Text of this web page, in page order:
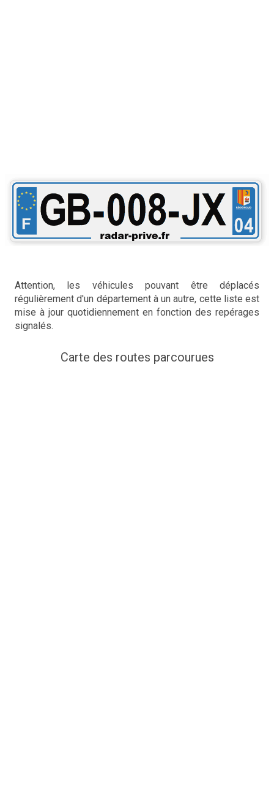
Attention, les véhicules pouvant être déplacés
régulièrement d'un département à un autre, cette liste est
mise à jour quotidiennement en fonction des repérages
signalés.
Carte des routes parcourues